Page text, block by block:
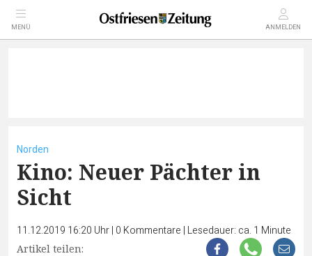
MENÜ ANMELDEN
Norden
Kino: Neuer Pächter in
Sicht
11.12.2019 16:20 Uhr| 0 Kommentare | Lesedauer: ca. 1 Minute
Artikel teilen: